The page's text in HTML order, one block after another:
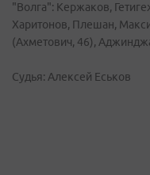
"Волга": Кержаков,
Харитонов, Плешан,
(Ахметович, 46),
Судья: Алексей Еськов